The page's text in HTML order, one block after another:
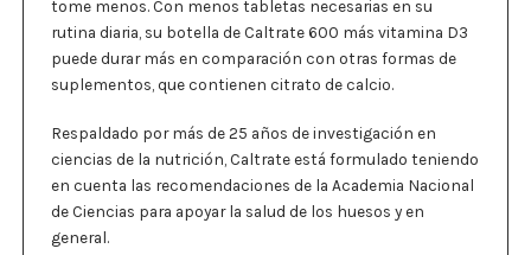
tome menos. Con menos tabletas necesarias en su
rutina diaria, su botella de Caltrate 600 más vitamina D3
puede durar más en comparación con otras formas de
suplementos, que contienen citrato de calcio.
Respaldado por más de 25 años de investigación en
ciencias de la nutrición, Caltrate está formulado teniendo
en cuenta las recomendaciones de la Academia Nacional
de Ciencias para apoyar la salud de los huesos y en
general.